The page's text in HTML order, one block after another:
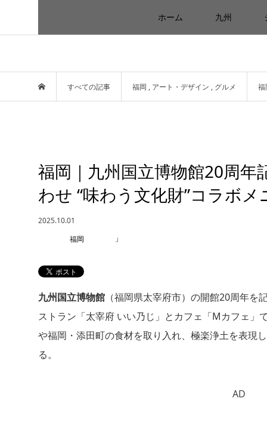
ホーム 九州
すべての記事 福岡 , アート・デザイン , グルメ 福
福岡｜九州国立博物館20周
わせ “味わう文化財”コラボ
2025.10.01
福岡
九州国立博物館 （福岡県太宰府市）の開館20周年を
ストラン「太宰府 いい乃じ」とカフェ「Mカフェ」
や福岡・添田町の食材を取り入れ、極楽浄土を表現
る。
AD